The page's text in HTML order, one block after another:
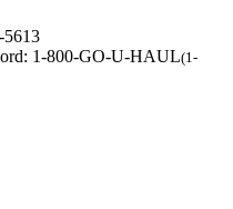
5613
1-800-GO-U-HAUL(1-